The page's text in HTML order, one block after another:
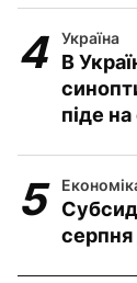
Україна
В
піде
серпня